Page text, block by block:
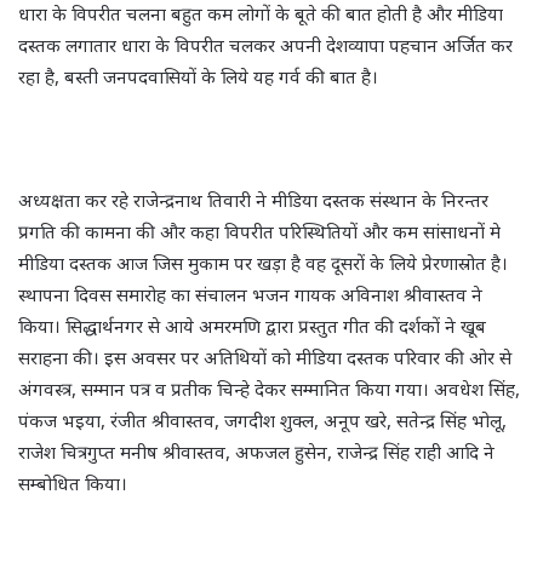
धारा के विपरीत चलना बहुत कम लोगों के बूते की बात होती है और मीडिया
दस्तक लगातार धारा के विपरीत चलकर अपनी देशव्यापा पहचान अर्जित कर
रहा है, बस्ती जनपदवासियों के लिये यह गर्व की बात है।
अध्यक्षता कर रहे राजेन्द्रनाथ तिवारी ने मीडिया दस्तक संस्थान के निरन्तर
प्रगति की कामना की और कहा विपरीत परिस्थितियों और कम सांसाधनों मे
मीडिया दस्तक आज जिस मुकाम पर खड़ा है वह दूसरों के लिये प्रेरणास्रोत है।
स्थापना दिवस समारोह का संचालन भजन गायक अविनाश श्रीवास्तव ने
किया। सिद्धार्थनगर से आये अमरमणि द्वारा प्रस्तुत गीत की दर्शकों ने खूब
सराहना की। इस अवसर पर अतिथियों को मीडिया दस्तक परिवार की ओर से
अंगवस्त्र, सम्मान पत्र व प्रतीक चिन्हे देकर सम्मानित किया गया। अवधेश सिंह,
पंकज भइया, रंजीत श्रीवास्तव, जगदीश शुक्ल, अनूप खरे, सतेन्द्र सिंह भोलू,
राजेश चित्रगुप्त मनीष श्रीवास्तव, अफजल हुसेन, राजेन्द्र सिंह राही आदि ने
सम्बोधित किया।